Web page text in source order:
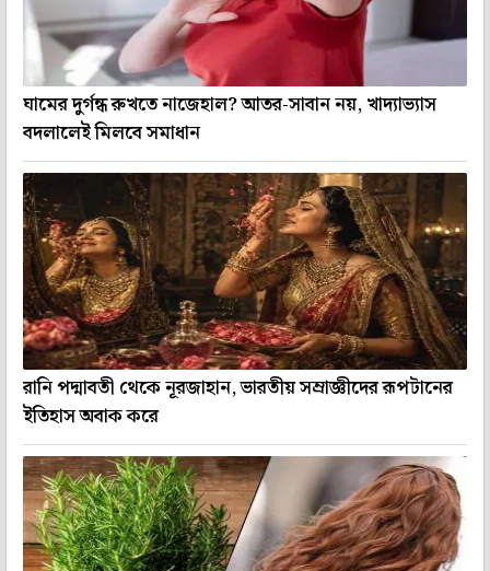
ঘামের দুর্গন্ধ রুখতে নাজেহাল? আতর-সাবান নয়, খাদ্যাভ্যাস
বদলালেই মিলবে সমাধান
রানি পদ্মাবতী থেকে নূরজাহান, ভারতীয় সম্রাজ্ঞীদের রূপটানের
ইতিহাস অবাক করে